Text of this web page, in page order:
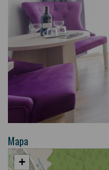
Mapa
+